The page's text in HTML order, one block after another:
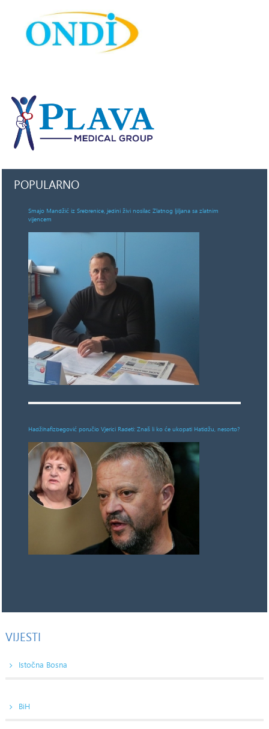
POPULARNO
Smajo Mandžić iz Srebrenice, jedini živi nosilac Zlatnog ljiljana sa zlatnim
vijencem
Hadžihafizbegović poručio Vjerici Radeti: Znaš li ko će ukopati Hatidžu, nesorto?
VIJESTI
Istočna Bosna
BiH